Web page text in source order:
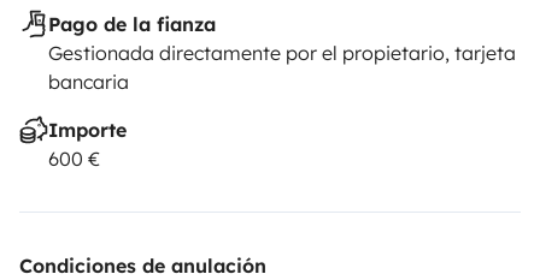
Pago de la fianza
Gestionada directamente por el propietario, tarjeta
bancaria
Importe
600 €
Condiciones de anulación